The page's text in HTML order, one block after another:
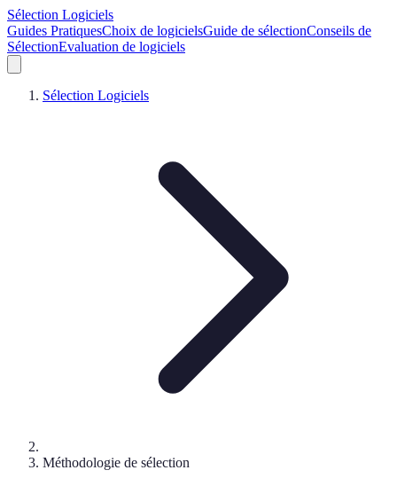
Sélection Logiciels
Guides PratiquesChoix de logicielsGuide de sélectionConseils de
SélectionEvaluation de logiciels
Sélection Logiciels
Méthodologie de sélection